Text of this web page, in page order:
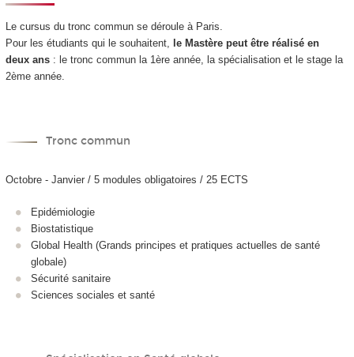
Le cursus du tronc commun se déroule à Paris.
Pour les étudiants qui le souhaitent, le Mastère peut être réalisé en
deux ans : le tronc commun la 1ère année, la spécialisation et le stage la
2ème année.
Tronc commun
Octobre - Janvier / 5 modules obligatoires / 25 ECTS
Epidémiologie
Biostatistique
Global Health (Grands principes et pratiques actuelles de santé
globale)
Sécurité sanitaire
Sciences sociales et santé